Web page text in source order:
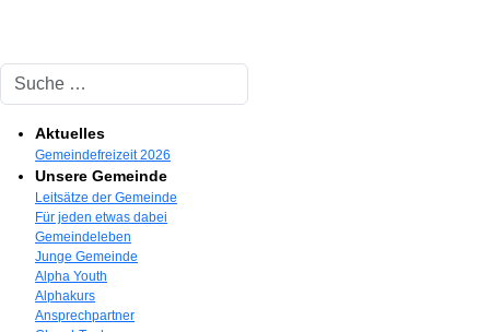
Suchen
Aktuelles
Gemeindefreizeit 2026
Unsere Gemeinde
Leitsätze der Gemeinde
Für jeden etwas dabei
Gemeindeleben
Junge Gemeinde
Alpha Youth
Alphakurs
Ansprechpartner